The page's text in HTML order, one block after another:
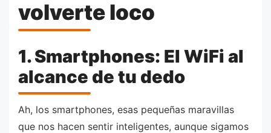
volverte loco
1. Smartphones: El WiFi al
alcance de tu dedo
Ah, los smartphones, esas pequeñas maravillas
que nos hacen sentir inteligentes, aunque sigamos